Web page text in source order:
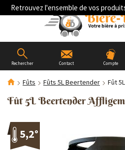
Retrouvez l'ensemble de vos
Rechercher Contact Compte
Fûts Fûts 5L Beertender Fût
Fût 5L Beertender
5,2°